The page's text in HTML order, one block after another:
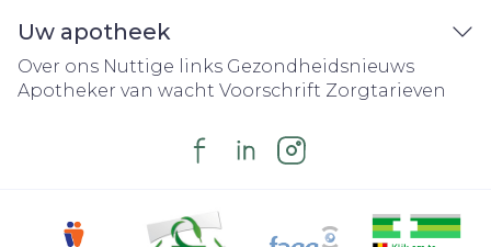
Uw apotheek
Over ons Nuttige links Gezondheidsnieuws
Apotheker van wacht Voorschrift Zorgtarieven